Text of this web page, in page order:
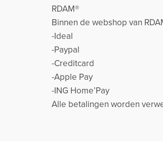
RDAM®
Binnen de webshop van
-Ideal
-Paypal
-Creditcard
-Apple Pay
-ING Home’Pay
Alle betalingen worden